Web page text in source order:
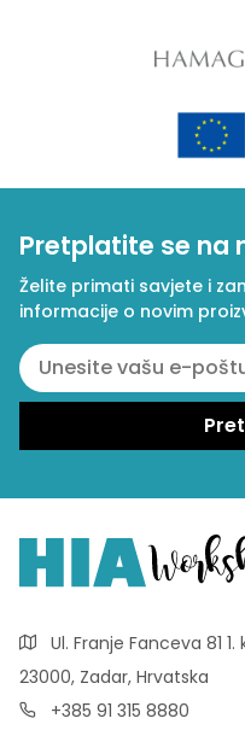
Pretplatite se na
Želite primati savjete i
informacije o novim
Ul. Franje Fanceva 81 1.
23000, Zadar, Hrvatska
+385 91 315 8880